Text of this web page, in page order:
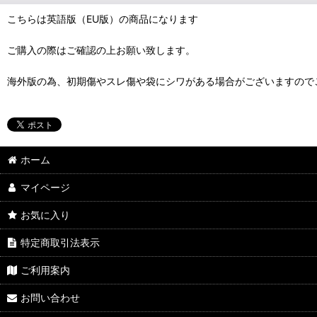
こちらは英語版（EU版）の商品になります
ご購入の際はご確認の上お願い致します。
海外版の為、初期傷やスレ傷や袋にシワがある場合がございますので
ホーム
マイページ
お気に入り
特定商取引法表示
ご利用案内
お問い合わせ